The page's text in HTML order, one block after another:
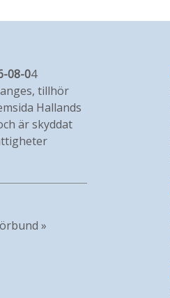
08-04
tillhör
Hallands
är skyddat
»